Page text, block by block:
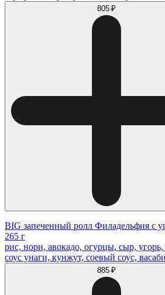
805 ₽
BIG запеченный ролл Филадельфия с
265 г
рис, нори, авокадо, огурцы, сыр, угорь,
соус унаги, кунжут, соевый соус,
885 ₽